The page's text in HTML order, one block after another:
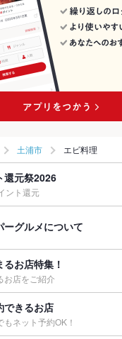
土浦市 エビ料理
還元祭2026
ント還元
ーグルメについて
お店特集！
お店をご紹介
できるお店
ネット予約OK！